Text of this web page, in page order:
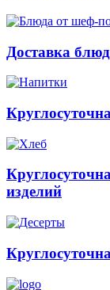
Доставка
изделий